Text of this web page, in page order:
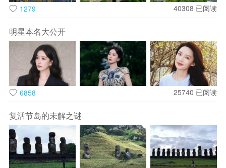
拯救的重任落在“良梦”系统管理员徐天彪（王鹤棣饰）与飞船
舰长李思蒙（宋茜饰）身上。表面玩世不恭却熟悉系统逻辑的
徐天彪，紧急唤醒了处于冬眠状态、行事果决凌厉的李思蒙，
两人被迫组成搭档，开启穿越十五种风格迥异梦境的救援征
程。
他们的救援如同“副本闯关”，从赛博朋克都市、水墨国风世界
到蒸汽朋克王国，每个梦境都有独特规则与致命陷阱。在港式
茶餐厅梦境里，他们化身古惑仔造型，却遭遇NPC突袭被迫重
开；在童话秘境中，可爱表象下暗藏惊悚反转。频繁入梦还会
1279 40308 已阅读
明星本名大公开
6858 25740 已阅读
复活节岛的未解之谜